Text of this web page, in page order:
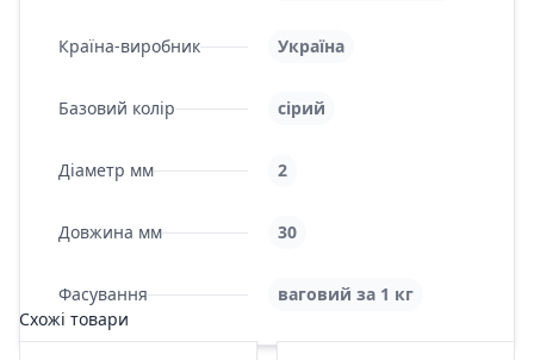
Країна-виробник Україна
Базовий колір сірий
Діаметр мм 2
Довжина мм 30
Фасування
ваговий за 1 кг
Схожі товари